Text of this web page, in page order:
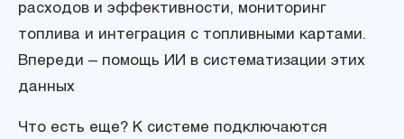
расходов и эффективности, мониторинг
топлива и интеграция с топливными картами.
Впереди – помощь ИИ в систематизации этих
данных
Что есть еще? К системе подключаются